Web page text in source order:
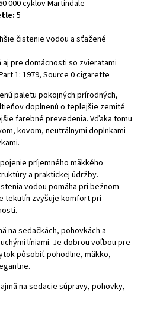
000 cyklov Martindale
5
čistenie vodou a sťažené
aj pre domácnosti so zvieratami
1: 1979, Source 0 cigarette
paletu pokojných prírodných,
doplnenú o teplejšie zemité
farebné prevedenia. Vďaka tomu
kovom, neutrálnymi doplnkami
príjemného mäkkého
a praktickej údržby.
vodou pomáha pri bežnom
tekutín zvyšuje komfort pri
na sedačkách, pohovkách a
líniami. Je dobrou voľbou pre
pôsobiť pohodlne, mäkko,
na sedacie súpravy, pohovky,